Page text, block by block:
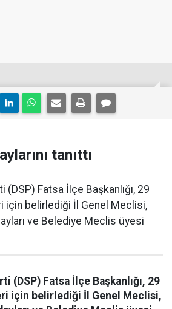
tanıttı
(DSP) Fatsa İlçe Başkanlığı, 29
için belirlediği İl Genel Meclisi,
ve Belediye Meclis üyesi
(DSP) Fatsa İlçe Başkanlığı, 29
için belirlediği İl Genel Meclisi,